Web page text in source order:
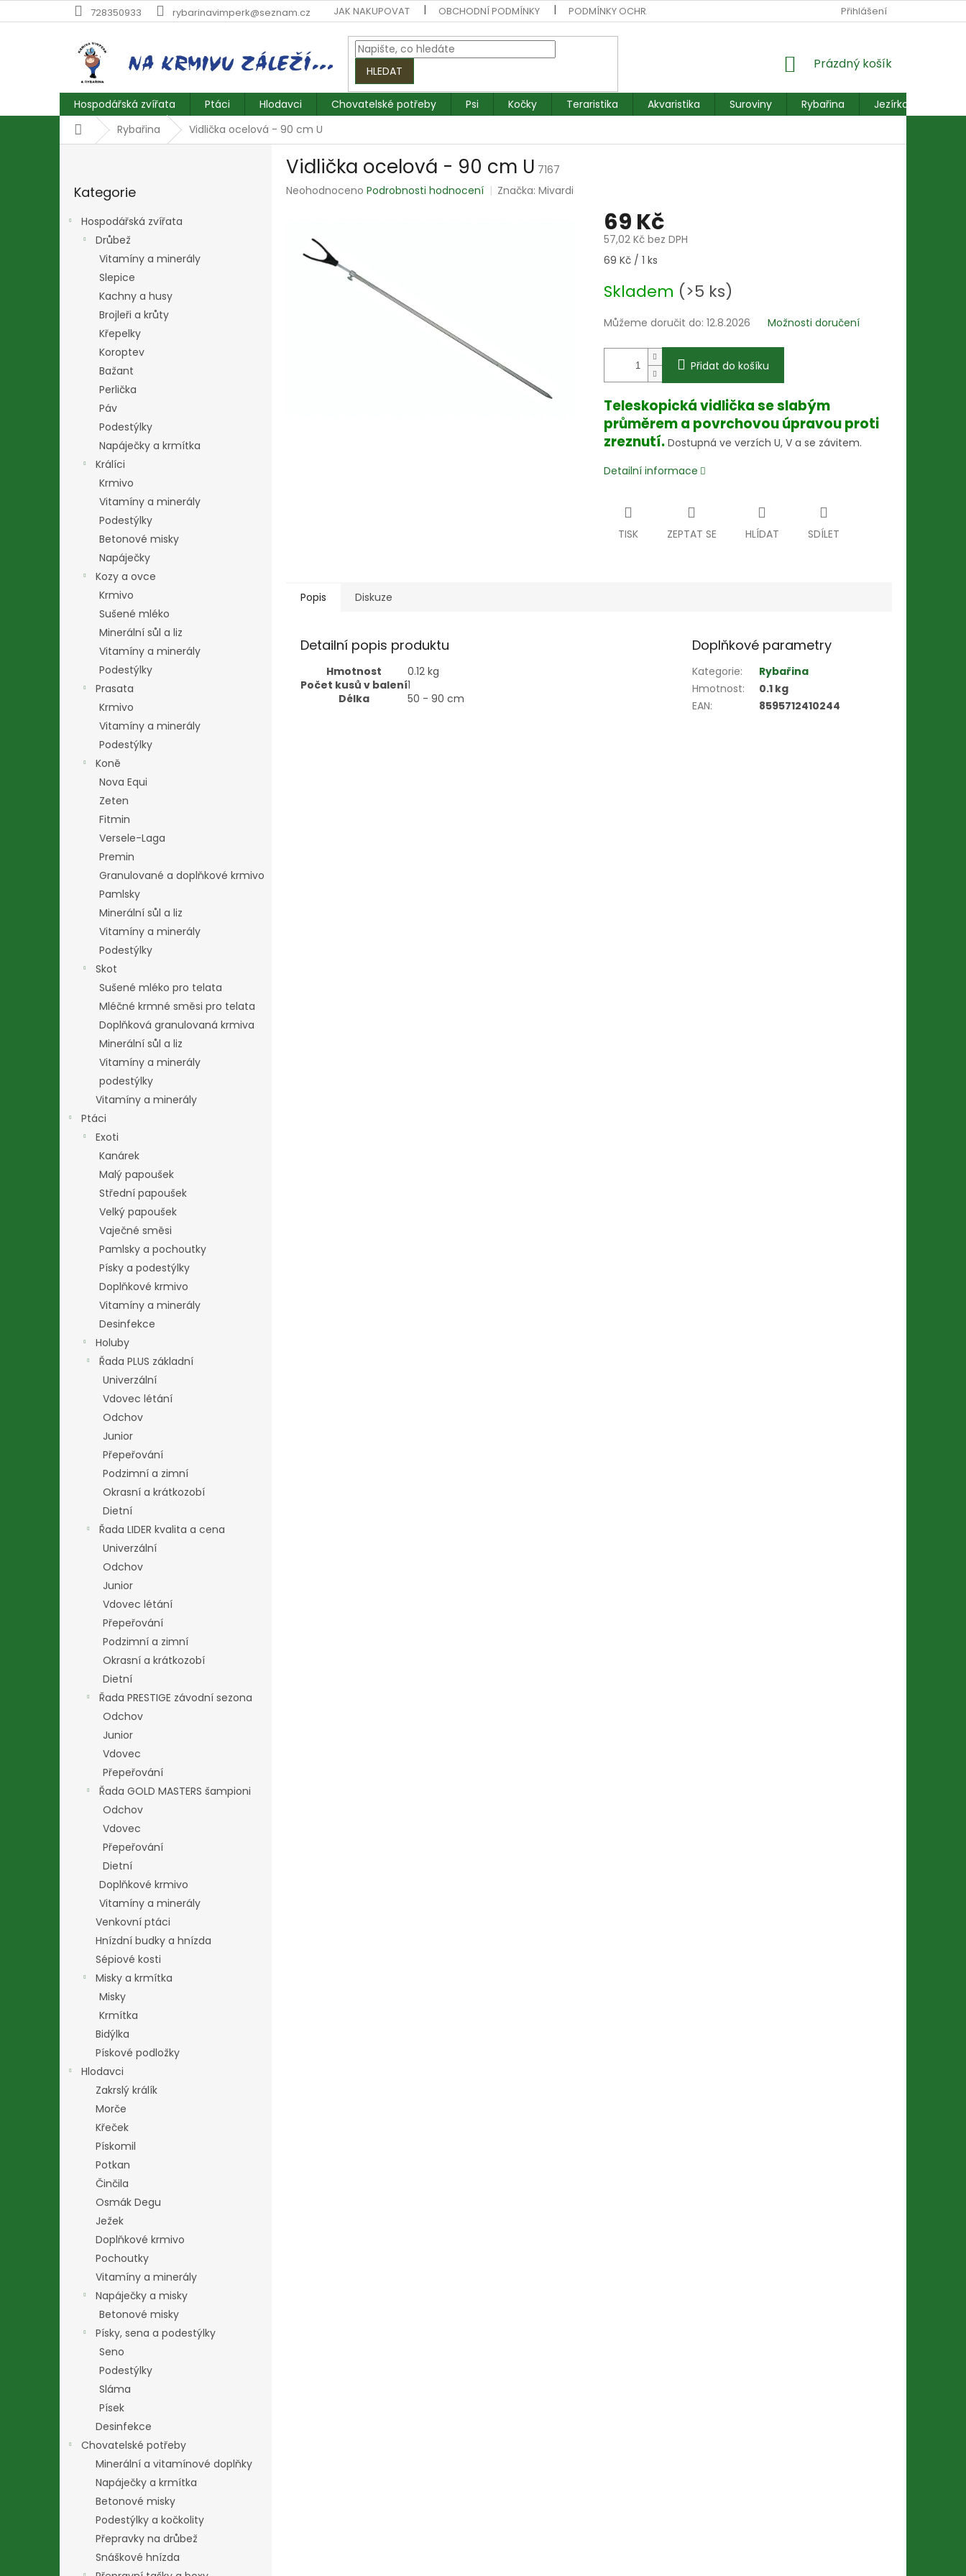
na
728350933 rybarinavimperk@seznam.cz JAK NAKUPOVAT OBCHODNÍ PODMÍNKY PODMÍNKY OCHRANY OSOBNÍCH ÚDAJŮ REKLAMACE FORMULÁŘ
Přihlášení
HLEDAT
NÁKUPNÍ
Prázdný košík
Hospodářská zvířata Ptáci Hlodavci Chovatelské potřeby Psi Kočky Teraristika Akvaristika Suroviny Rybařina
Jezírkové ryby
DomůRybařina Vidlička ocelová - 90 cm U
kategorie
Kategorie
Hospodářská zvířata
Drůbež
Vitamíny a minerály
Slepice
Kachny a husy
Brojleři a krůty
Křepelky
Koroptev
Bažant
Perlička
Páv
Podestýlky
Napáječky a krmítka
Králíci
Krmivo
Vitamíny a minerály
Podestýlky
Betonové misky
Napáječky
Kozy a ovce
Krmivo
Sušené mléko
Minerální sůl a liz
Vitamíny a minerály
Podestýlky
Prasata
Krmivo
Vitamíny a minerály
Podestýlky
Koně
Nova Equi
Zeten
Fitmin
Versele-Laga
Premin
Granulované a doplňkové krmivo
Pamlsky
Minerální sůl a liz
Vitamíny a minerály
Podestýlky
Skot
Sušené mléko pro telata
Mléčné krmné směsi pro telata
Doplňková granulovaná krmiva
Minerální sůl a liz
Vitamíny a minerály
podestýlky
Vitamíny a minerály
Ptáci
Exoti
Kanárek
Malý papoušek
Střední papoušek
Velký papoušek
Vaječné směsi
Pamlsky a pochoutky
Písky a podestýlky
Doplňkové krmivo
Vitamíny a minerály
Desinfekce
Holuby
Řada PLUS základní
Univerzální
Vdovec létání
Odchov
Junior
Přepeřování
Podzimní a zimní
Okrasní a krátkozobí
Dietní
Řada LIDER kvalita a cena
Univerzální
Odchov
Junior
Vdovec létání
Přepeřování
Podzimní a zimní
Okrasní a krátkozobí
Dietní
Řada PRESTIGE závodní sezona
Odchov
Junior
Vdovec
Přepeřování
Řada GOLD MASTERS šampioni
Odchov
Vdovec
Přepeřování
Dietní
Doplňkové krmivo
Vitamíny a minerály
Venkovní ptáci
Hnízdní budky a hnízda
Sépiové kosti
Misky a krmítka
Misky
Krmítka
Bidýlka
Pískové podložky
Hlodavci
Zakrslý králík
Morče
Křeček
Pískomil
Potkan
Činčila
Osmák Degu
Ježek
Doplňkové krmivo
Pochoutky
Vitamíny a minerály
Napáječky a misky
Betonové misky
Písky, sena a podestýlky
Seno
Podestýlky
Sláma
Písek
Desinfekce
Chovatelské potřeby
Minerální a vitamínové doplňky
Napáječky a krmítka
Betonové misky
Podestýlky a kočkolity
Přepravky na drůbež
Snáškové hnízda
Vidlička ocelová - 90 cm U 7167
Průměrné
Neohodnoceno Podrobnosti hodnocení Značka:Mivardi
69 Kč
57,02 Kč bez DPH
Měrná
69 Kč / 1 ks
Skladem (>5 ks)
Můžeme doručit do: 12.8.2026 Možnosti doručení
Přidat do košíku
Teleskopická vidlička se slabým
průměrem a povrchovou úpravou proti
zreznutí.Dostupná ve verzích U, V a se závitem.
Detailní informace
TISK ZEPTAT SE HLÍDAT SDÍLET
Popis Diskuze
Detailní popis produktu
Hmotnost
0.12 kg
Počet kusů v balení1
Délka
50 - 90 cm
Doplňkové parametry
Kategorie:
Rybařina
Hmotnost:
0.1 kg
EAN: 8595712410244